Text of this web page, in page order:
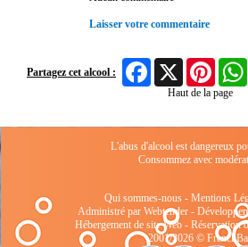
Laisser votre commentaire
Partagez cet alcool :
Facebook
X
Haut de la page
L'abus d'alcool est dangereux
Consommez avec
Qui sommes-nous- Mentions
Administré par Webtender -
Hébergement de site Web- Réservation
2001/2026 ©